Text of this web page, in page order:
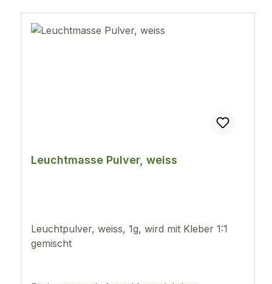
Leuchtmasse Pulver, weiss
Leuchtpulver, weiss, 1g, wird mit Kleber 1:1
gemischt